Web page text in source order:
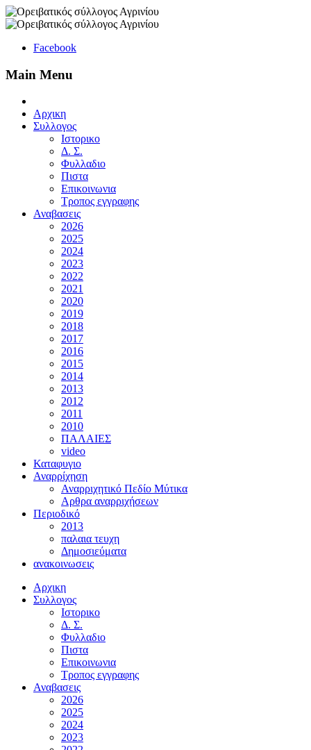
Facebook
Main Menu
Αρχικη
Συλλογος
Ιστορικο
Δ. Σ.
Φυλλαδιο
Πιστα
Επικοινωνια
Τροπος εγγραφης
Αναβασεις
2026
2025
2024
2023
2022
2021
2020
2019
2018
2017
2016
2015
2014
2013
2012
2011
2010
ΠΑΛΑΙΕΣ
video
Καταφυγιο
Αναρρίχηση
Αναρριχητικό Πεδίο Μύτικα
Αρθρα αναρριχήσεων
Περιοδικό
2013
παλαια τευχη
Δημοσιεύματα
ανακοινωσεις
Αρχικη
Συλλογος
Ιστορικο
Δ. Σ.
Φυλλαδιο
Πιστα
Επικοινωνια
Τροπος εγγραφης
Αναβασεις
2026
2025
2024
2023